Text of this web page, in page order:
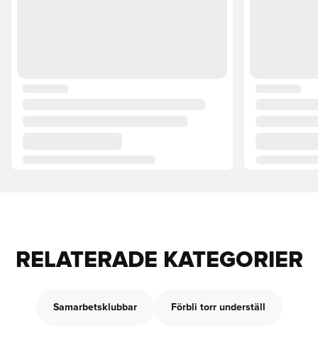
RELATERADE KATEGORIER
Samarbetsklubbar Förbli torr underställ